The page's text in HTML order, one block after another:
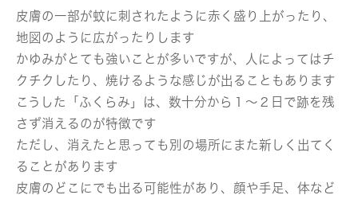
皮膚の一部が蚊に刺されたように赤く盛り上がったり、
地図のように広がったりします
かゆみがとても強いことが多いですが、人によってはチ
クチクしたり、焼けるような感じが出ることもあります
こうした「ふくらみ」は、数十分から１～２日で跡を残
さず消えるのが特徴です
ただし、消えたと思っても別の場所にまた新しく出てく
ることがあります
皮膚のどこにでも出る可能性があり、顔や手足、体など